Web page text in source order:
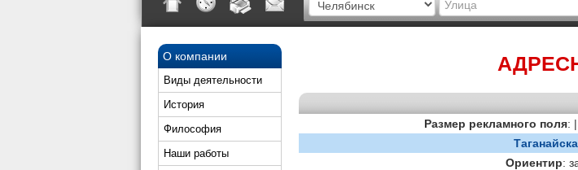
О компании
Виды деятельности
История
Философия
Наши работы
Размер рекламного поля: |
Ориентир: